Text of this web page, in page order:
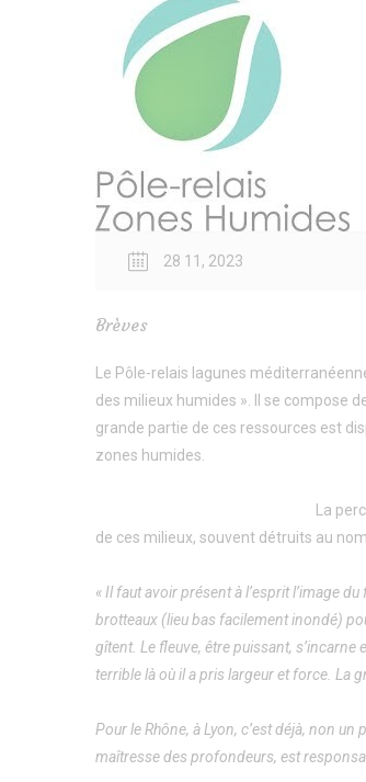
28 11, 2023
Brèves
Le Pôle-relais lagunes
des milieux humides ». Il se compose
grande partie de ces ressources est
zones humides.
La
de ces milieux, souvent détruits au nom
« Il faut avoir présent à l’esprit l’image
brotteaux (lieu bas facilement inondé)
gîtent. Le fleuve, être puissant,
terrible là où il a pris largeur et force. La
Pour le Rhône, à Lyon, c’est déjà, non
maîtresse des profondeurs, est